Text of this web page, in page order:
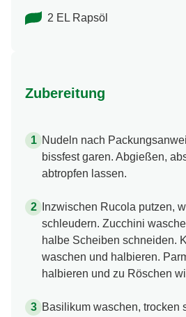
2 EL Rapsöl
Zubereitung
Nudeln nach
bissfest garen. Abgießen,
abtropfen lassen.
Inzwischen Rucola putzen,
schleudern. Zucchini
halbe Scheiben schneiden.
waschen und halbieren.
halbieren und zu Röschen
Basilikum waschen, trocken